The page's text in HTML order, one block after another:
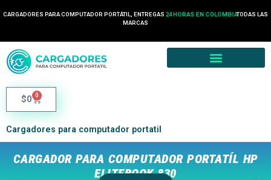
CARGADORES PARA COMPUTADOR PORTÁTIL, ENTREGAS 24 HORAS EN COLOMBIATODAS LAS
MARCAS
$0 0
Cargadores para computador portatil
CARGADOR PARA COMPUTADOR PORTATÍL HP
ELITEBOOK 830